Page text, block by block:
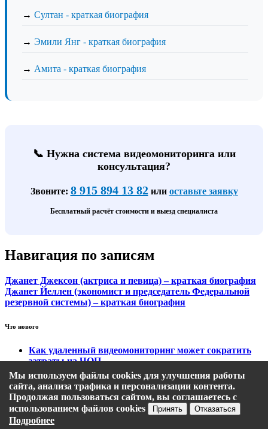
→ Султан - краткая биография
→ Эмили Янг - краткая биография
→ Амита - краткая биография
📞 Нужна система видеомониторинга или
консультация?
Звоните: 8 915 894 13 82или оставьте заявку
Бесплатный расчёт стоимости и выезд специалиста
Навигация по записям
Джанет Джексон (актриса и певица) – краткая биография
Джанет Йеллен (экономист и председатель Федеральной
резервной системы) – краткая биография
Что нового
Как удаленный видеомониторинг может сократить
затраты на ЧОП
Тарифы на охранный видеомониторинг
Этапы подключения удаленного видеомониторинга
Кому подходит удаленный видеомониторинг?
Какие задачи решает удаленный видеомониторинг
Политика конфиденциальности
Мы используем файлы cookies для улучшения работы
сайта, анализа трафика и персонализации контента.
Продолжая пользоваться сайтом, вы соглашаетесь с
использованием файлов cookies
Принять Отказаться
Подробнее